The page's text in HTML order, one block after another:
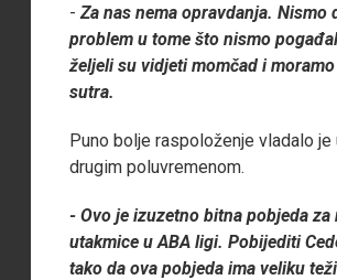
-Za nas nema opravdanja.
problem u tome što nismo
željeli su vidjeti momčad i
sutra.
Puno bolje raspoloženje vladalo je
drugim poluvremenom.
-Ovo je izuzetno bitna pobjeda
utakmice u ABA ligi. Pobijediti
tako da ova pobjeda ima veliku